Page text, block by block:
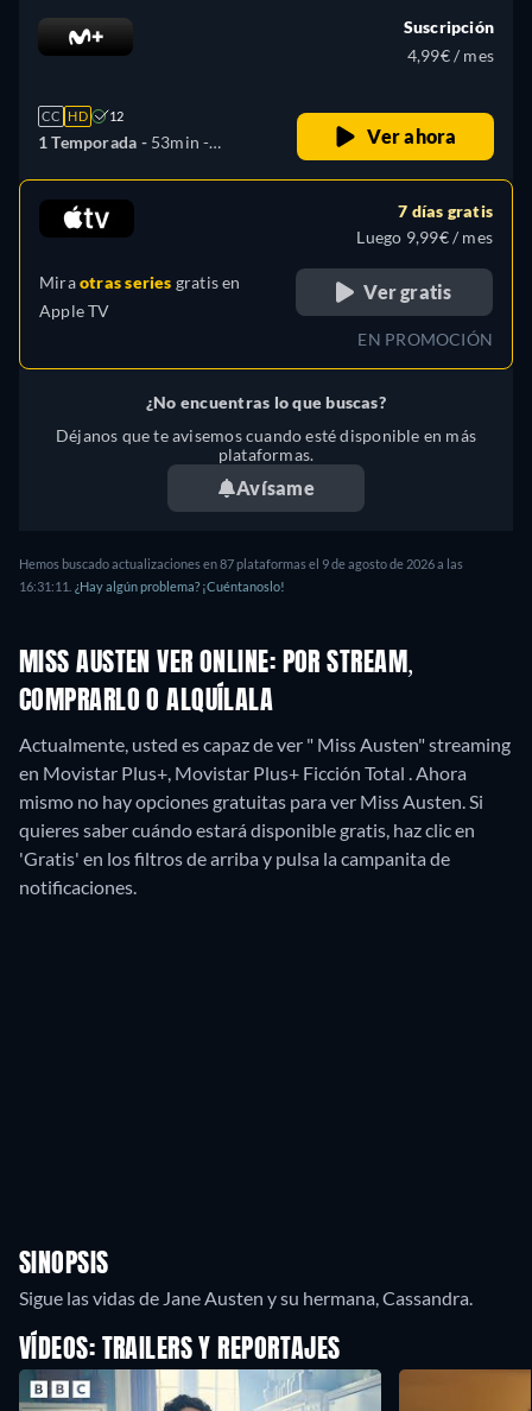
CC HD 12
1 Temporada - 53min -
Suscripción
4,99€ / mes
Ver ahora
Miraotras series gratis en
Apple TV
7 días gratis
Luego 9,99€ / mes
Ver gratis
EN PROMOCIÓN
¿No encuentras lo que buscas?
Déjanos que te avisemos cuando esté disponible en más
plataformas.
Avísame
Hemos buscado actualizaciones en87plataformas el 9 de agosto de 2026 a las
16:31:11
¿Hay algún problema? ¡Cuéntanoslo!
MISS AUSTEN VER ONLINE: POR STREAM,
COMPRARLO O ALQUÍLALA
Actualmente, usted es capaz de ver " Miss Austen" streaming
en Movistar Plus+, Movistar Plus+ Ficción Total . Ahora
mismo no hay opciones gratuitas para ver Miss Austen. Si
quieres saber cuándo estará disponible gratis, haz clic en
'Gratis' en los filtros de arriba y pulsa la campanita de
notificaciones.
SINOPSIS
VÍDEOS: TRAILERS Y REPORTAJES